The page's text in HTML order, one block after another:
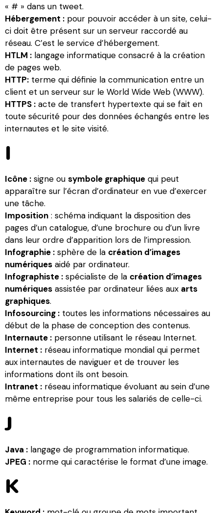
« # » dans un tweet.
Hébergement : pour pouvoir accéder à un site, celui-
ci doit être présent sur un serveur raccordé au
réseau. C’est le service d’hébergement.
HTLM : langage informatique consacré à la création
de pages web.
HTTP: terme qui définie la communication entre un
client et un serveur sur le World Wide Web (WWW).
HTTPS : acte de transfert hypertexte qui se fait en
toute sécurité pour des données échangés entre les
internautes et le site visité.
I
Icône : signe ou symbole graphique qui peut
apparaître sur l’écran d’ordinateur en vue d’exercer
une tâche.
Imposition : schéma indiquant la disposition des
pages d’un catalogue, d’une brochure ou d’un livre
dans leur ordre d’apparition lors de l’impression.
Infographie : sphère de la création d’images
numériques aidé par ordinateur.
Infographiste : spécialiste de la création d’images
numériques assistée par ordinateur liées aux arts
graphiques.
Infosourcing : toutes les informations nécessaires au
début de la phase de conception des contenus.
Internaute : personne utilisant le réseau Internet.
Internet : réseau informatique mondial qui permet
aux internautes de naviguer et de trouver les
informations dont ils ont besoin.
Intranet : réseau informatique évoluant au sein d’une
même entreprise pour tous les salariés de celle-ci.
J
Java : langage de programmation informatique.
JPEG : norme qui caractérise le format d’une image.
K